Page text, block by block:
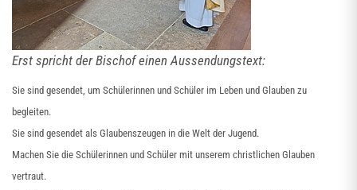
Erst spricht der Bischof einen Aussendungstext:
Sie sind gesendet, um Schülerinnen und Schüler im Leben und Glauben zu
begleiten.
Sie sind gesendet als Glaubenszeugen in die Welt der Jugend.
Machen Sie die Schülerinnen und Schüler mit unserem christlichen Glauben
vertraut.